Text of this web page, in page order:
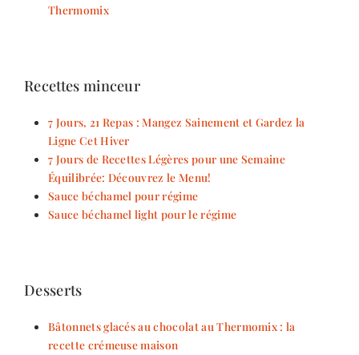
Thermomix
Recettes minceur
7 Jours, 21 Repas : Mangez Sainement et Gardez la
Ligne Cet Hiver
7 Jours de Recettes Légères pour une Semaine
Équilibrée: Découvrez le Menu!
Sauce béchamel pour régime
Sauce béchamel light pour le régime
Desserts
Bâtonnets glacés au chocolat au Thermomix : la
recette crémeuse maison